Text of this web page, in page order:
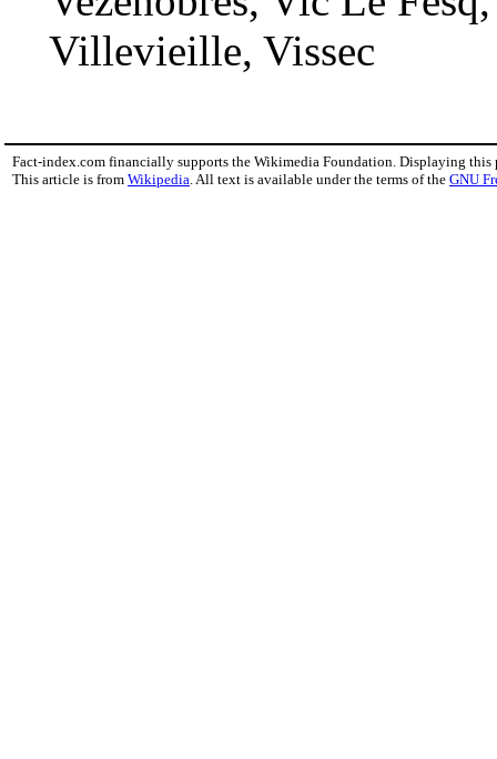
Villevieille, Vissec
Fact-index.com financially supports the Wikimedia Foundation. Displaying this
This article is from Wikipedia . All text is available under the terms of the GNU